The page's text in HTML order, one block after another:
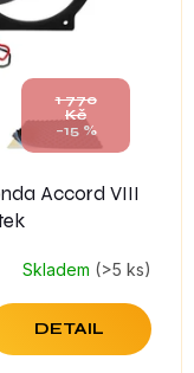
1 770
Kč
–15 %
Accord VIII
Skladem (>5 ks)
DETAIL